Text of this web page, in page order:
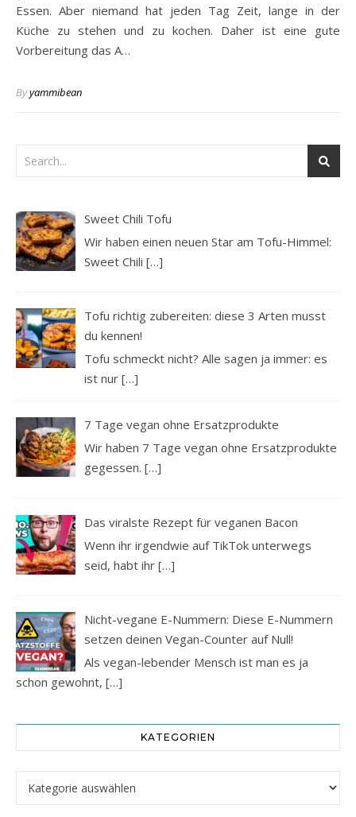
Essen. Aber niemand hat jeden Tag Zeit, lange in der
Küche zu stehen und zu kochen. Daher ist eine gute
Vorbereitung das A…
Byyammibean
Sweet Chili Tofu
Wir haben einen neuen Star am Tofu-Himmel:
Sweet Chili[…]
Tofu richtig zubereiten: diese 3 Arten musst
du kennen!
Tofu schmeckt nicht? Alle sagen ja immer: es
ist nur[…]
7 Tage vegan ohne Ersatzprodukte
Wir haben 7 Tage vegan ohne Ersatzprodukte
gegessen.[…]
Das viralste Rezept für veganen Bacon
Wenn ihr irgendwie auf TikTok unterwegs
seid, habt ihr[…]
Nicht-vegane E-Nummern: Diese E-Nummern
setzen deinen Vegan-Counter auf Null!
Als vegan-lebender Mensch ist man es ja
schon gewohnt, […]
KATEGORIEN